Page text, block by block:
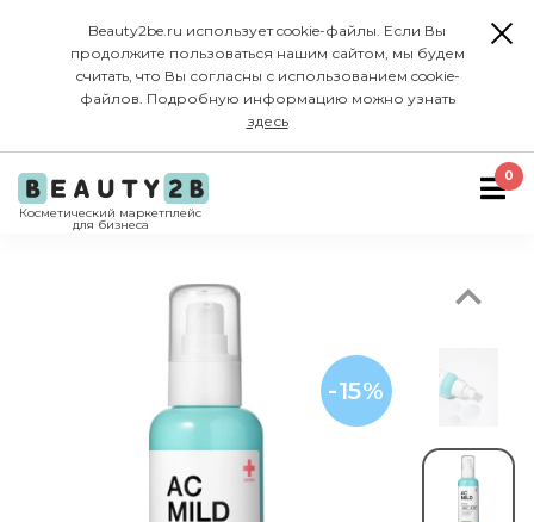
Beauty2be.ru использует cookie-файлы. Если Вы
продолжите пользоваться нашим сайтом, мы будем
считать, что Вы согласны с использованием cookie-
файлов. Подробную информацию можно узнать
здесь
Косметический маркетплейс
для бизнеса
0
-15%
Previous